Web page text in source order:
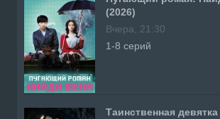
(2026)
Вчера, 21:30
1-8 серий
Таинственная